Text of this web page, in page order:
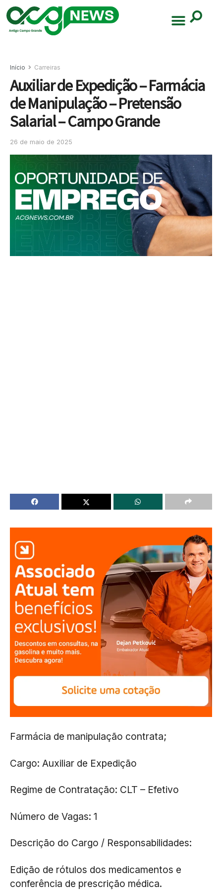
Início Carreiras
Auxiliar de Expedição – Farmácia
de Manipulação – Pretensão
Salarial – Campo Grande
26 de maio de 2025
Farmácia de manipulação contrata;
Cargo: Auxiliar de Expedição
Regime de Contratação: CLT – Efetivo
Número de Vagas: 1
Descrição do Cargo / Responsabilidades:
Edição de rótulos dos medicamentos e
conferência de prescrição médica.